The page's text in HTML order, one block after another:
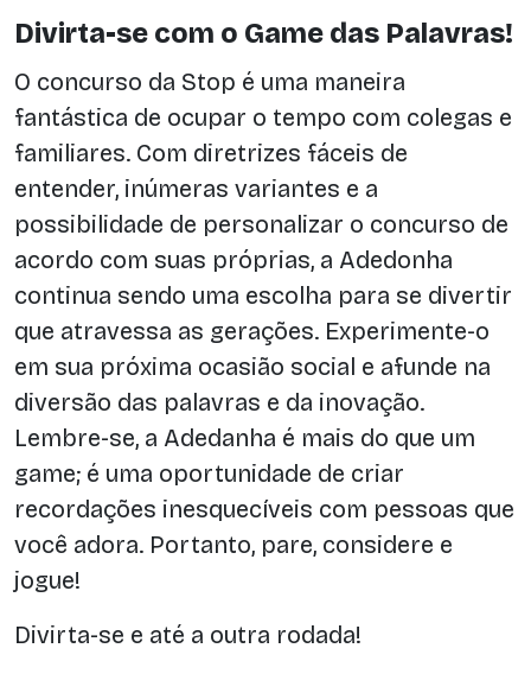
Divirta-se com o Game das Palavras!
O concurso da Stop é uma maneira
fantástica de ocupar o tempo com colegas e
familiares. Com diretrizes fáceis de
entender, inúmeras variantes e a
possibilidade de personalizar o concurso de
acordo com suas próprias, a Adedonha
continua sendo uma escolha para se divertir
que atravessa as gerações. Experimente-o
em sua próxima ocasião social e afunde na
diversão das palavras e da inovação.
Lembre-se, a Adedanha é mais do que um
game; é uma oportunidade de criar
recordações inesquecíveis com pessoas que
você adora. Portanto, pare, considere e
jogue!
Divirta-se e até a outra rodada!